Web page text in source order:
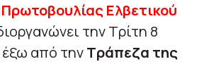
Ελβετικού
την Τρίτη 8
έξω από τηνΤράπεζα της